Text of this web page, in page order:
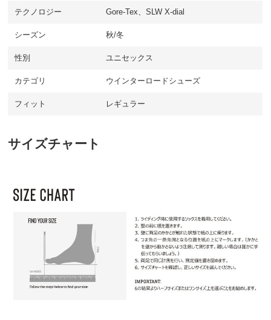
テクノロジー Gore-Tex、SLW X-dial
シーズン 秋/冬
性別 ユニセックス
カテゴリ ウインターロードシューズ
フィット レギュラー
サイズチャート